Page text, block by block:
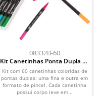
08332B-60
Kit Canetinhas Ponta Dupla 60
Cores
Kit com 60 canetinhas coloridas de
pontas duplas: uma fina e outra em
formato de pincel. Cada canetinha
possui corpo leve em...